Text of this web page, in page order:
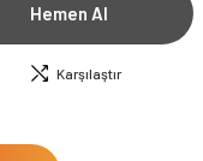
Hemen Al
Karşılaştır